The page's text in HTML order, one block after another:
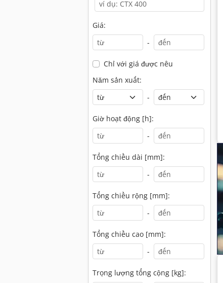
Giá:
-
Chỉ với giá được nêu
Năm sản xuất:
-
Giờ hoạt động [h]:
-
Tổng chiều dài [mm]:
-
Tổng chiều rộng [mm]:
-
Tổng chiều cao [mm]:
-
Trọng lượng tổng cộng [kg]: